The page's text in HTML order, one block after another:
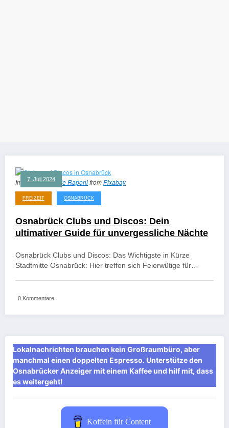
Image byMichelle RaponifromPixabay
7. Juli 2024
FREIZEIT OSNABRÜCK
Osnabrück Clubs und Discos: Dein
ultimativer Guide für unvergessliche Nächte
Osnabrück Clubs und Discos: Das Wichtigste in Kürze
Stadtmitte Osnabrück: Hier treffen sich Feierwütige für…
0 Kommentare
Lokalnachrichten brauchen kein Großraumbüro, aber
manchmal einen doppelten Espresso. Unterstütze den
Osnabrücker Anzeiger mit einem Kaffee und hilf mit, dass
es weitergeht!
Koffein für Content